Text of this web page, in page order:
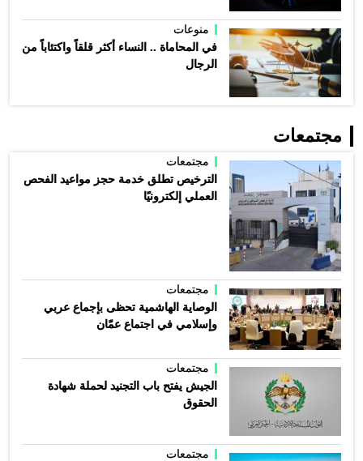
منوعات
في المحاماة .. النساء أكثر قلقاً واكتئاباً من
الرجال
مجتمعات
مجتمعات
الترخيص تطلق خدمة حجز مواعيد الفحص
العملي إلكترونيًا
مجتمعات
الوصاية الهاشمية تحظى بإجماع عربي
وإسلامي في اجتماع عمّان
مجتمعات
الجيش يفتح باب التجنيد لحملة شهادة
الحقوق
مجتمعات